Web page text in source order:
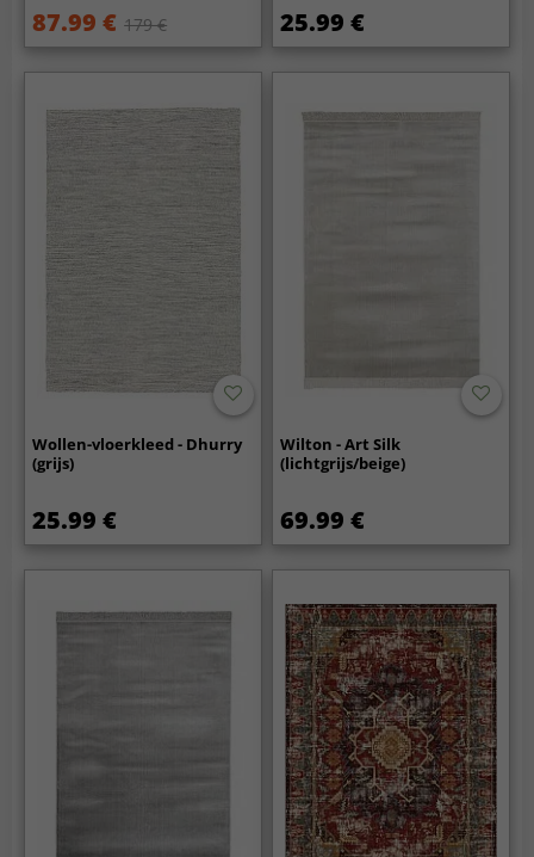
87.99 € 179 € 25.99 €
Wollen-vloerkleed - Dhurry
(grijs)
25.99 €
Wilton - Art Silk
(lichtgrijs/beige)
69.99 €